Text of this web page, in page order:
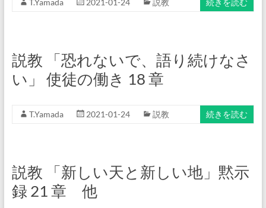
T.Yamada 2021-01-24 説教 続きを読む
説教 「恐れないで、語り続けなさ
い」 使徒の働き 18 章
T.Yamada 2021-01-24 説教 続きを読む
説教 「新しい天と新しい地」黙示
録 21 章 他